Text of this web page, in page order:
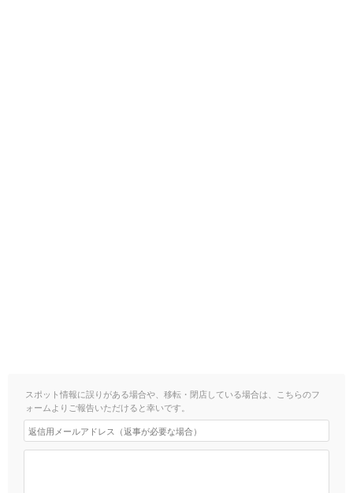
スポット情報に誤りがある場合や、移転・閉店している場合は、こちらのフ
ォームよりご報告いただけると幸いです。